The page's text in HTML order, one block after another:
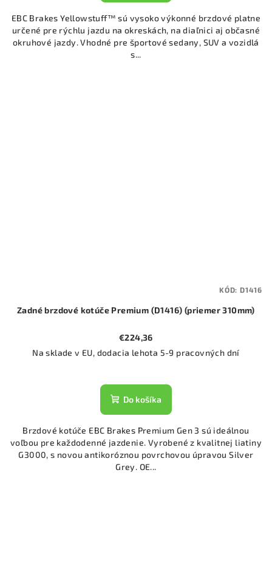
EBC Brakes Yellowstuff™ sú vysoko výkonné brzdové platne
určené pre rýchlu jazdu na okreskách, na diaľnici aj občasné
okruhové jazdy. Vhodné pre športové sedany, SUV a vozidlá
s...
Zadné brzdové kotúče Premium (D1416) (priemer 310mm)
€224,36
Na sklade v EU, dodacia lehota 5-9 pracovných dní
Do košíka
Brzdové kotúče EBC Brakes Premium Gen 3 sú ideálnou
voľbou pre každodenné jazdenie. Vyrobené z kvalitnej liatiny
G3000, s novou antikoróznou povrchovou úpravou Silver
Grey. OE...
KÓD: D1416